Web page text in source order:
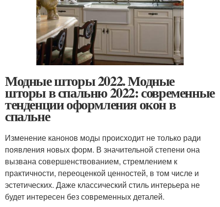
Модные шторы 2022. Модные
шторы в спальню 2022: современные
тенденции оформления окон в
спальне
Изменение канонов моды происходит не только ради
появления новых форм. В значительной степени она
вызвана совершенствованием, стремлением к
практичности, переоценкой ценностей, в том числе и
эстетических. Даже классический стиль интерьера не
будет интересен без современных деталей.